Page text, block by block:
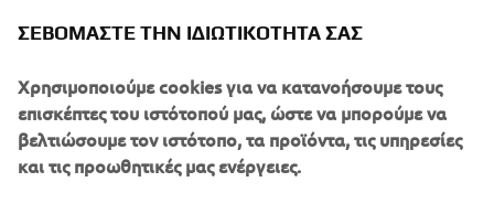
ΣΕΒΌΜΑΣΤΕ ΤΗΝ ΙΔΙΩΤΙΚΌΤΗΤΆ ΣΑΣ
Χρησιμοποιούμε cookies για να κατανοήσουμε τους
επισκέπτες του ιστότοπού μας, ώστε να μπορούμε να
βελτιώσουμε τον ιστότοπο, τα προϊόντα, τις υπηρεσίες
και τις προωθητικές μας ενέργειες.